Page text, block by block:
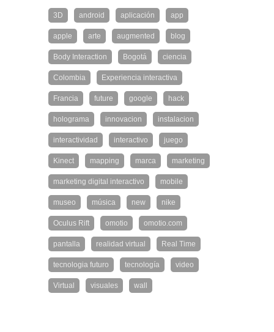
3D android aplicación app
apple arte augmented blog
Body Interaction Bogotá ciencia
Colombia Experiencia interactiva
Francia future google hack
holograma innovacion instalacion
interactividad interactivo juego
Kinect mapping marca marketing
marketing digital interactivo mobile
museo música new nike
Oculus Rift omotio omotio.com
pantalla realidad virtual Real Time
tecnologia futuro tecnología video
Virtual visuales wall